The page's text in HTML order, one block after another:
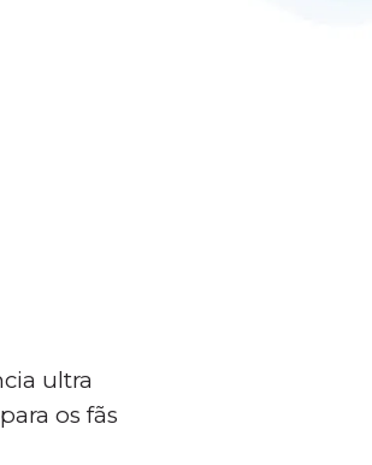
ultra
os fãs